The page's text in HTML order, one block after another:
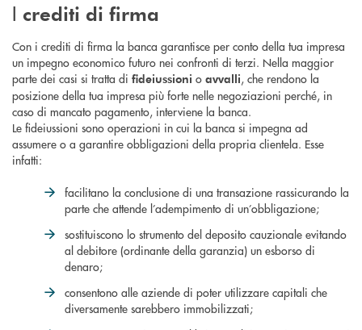
I crediti di firma
Con i crediti di firma la banca garantisce per conto della tua impresa
un impegno economico futuro nei confronti di terzi. Nella maggior
parte dei casi si tratta di fideiussioni o avvalli, che rendono la
posizione della tua impresa più forte nelle negoziazioni perché, in
caso di mancato pagamento, interviene la banca.
Le fideiussioni sono operazioni in cui la banca si impegna ad
assumere o a garantire obbligazioni della propria clientela. Esse
infatti:
facilitano la conclusione di una transazione rassicurando la
parte che attende l’adempimento di un’obbligazione;
sostituiscono lo strumento del deposito cauzionale evitando
al debitore (ordinante della garanzia) un esborso di
denaro;
consentono alle aziende di poter utilizzare capitali che
diversamente sarebbero immobilizzati;